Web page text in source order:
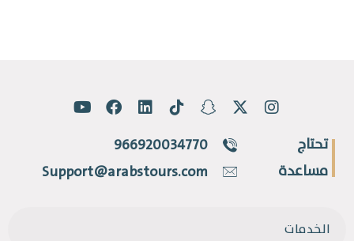
تحتاج
مساعدة
966920034770
Support@arabstours.com
الخدمات